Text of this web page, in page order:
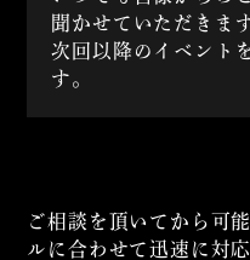
聞かせていただきます
次回以降のイベント
す。
ご相談を頂いてから可
ルに合わせて迅速に対